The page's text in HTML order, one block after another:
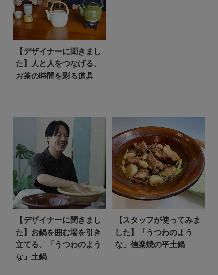
【デザイナーに聞きまし
た】
人と人をつなげる、
お茶の時間を彩る道具
【デザイナーに聞きまし
た】 お鍋を囲む場を引き
立てる、「うつわのよう
な」土鍋
【スタッフが使ってみま
した】「うつわのよう
な」信楽焼の平土鍋